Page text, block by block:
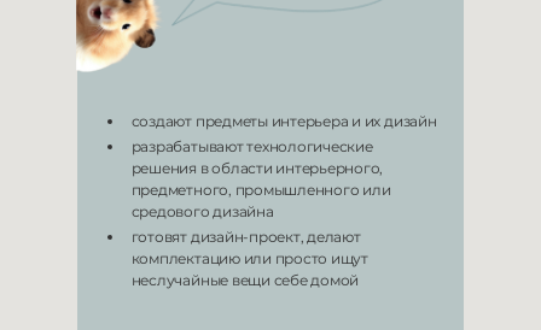
создают предметы интерьера и их дизайн
разрабатывают технологические
решения в области интерьерного,
предметного, промышленного или
средового дизайна
готовят дизайн-проект, делают
комплектацию или просто ищут
неслучайные вещи себе домой